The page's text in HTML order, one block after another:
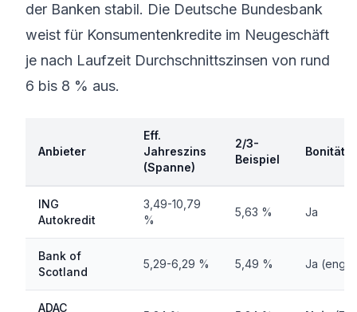
der Banken stabil. Die Deutsche Bundesbank
weist für Konsumentenkredite im Neugeschäft
je nach Laufzeit Durchschnittszinsen von rund
6 bis 8 % aus.
Anbieter
Eff.
Jahreszins
(Spanne)
2/3-
Beispiel
ING
Autokredit
3,49-10,79
%
5,63 % Ja
Bank of
Scotland
5,29-6,29 % 5,49 % Ja (enge
ADAC